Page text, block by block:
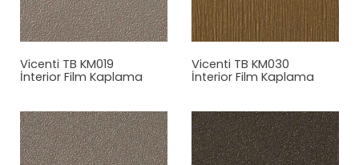
Vicenti TB KM019
İnterior Film Kaplama
Vicenti TB KM030
İnterior Film Kaplama